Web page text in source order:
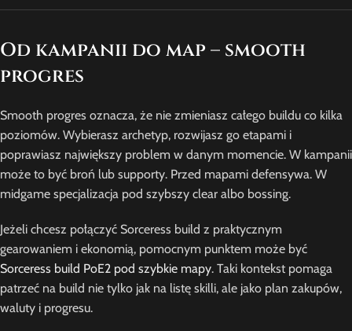
Od kampanii do map – smooth
progres
Smooth progres oznacza, że nie zmieniasz całego buildu co kilka
poziomów. Wybierasz archetyp, rozwijasz go etapami i
poprawiasz największy problem w danym momencie. W kampanii
może to być broń lub supporty. Przed mapami defensywa. W
midgame specjalizacja pod szybszy clear albo bossing.
Jeżeli chcesz połączyć Sorceress build z praktycznym
gearowaniem i ekonomią, pomocnym punktem może być
Sorceress build PoE2 pod szybkie mapy. Taki kontekst pomaga
patrzeć na build nie tylko jak na listę skilli, ale jako plan zakupów,
waluty i progresu.